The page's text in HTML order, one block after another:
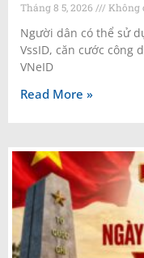
Tháng 8 5, 2026 Không
Người dân có thể sử
VssID, căn cước công
VNeID
Read More »